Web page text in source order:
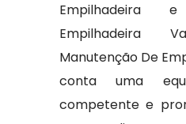
Empilhadeira
Empilhadeira
Manutenção De
conta uma
competente e